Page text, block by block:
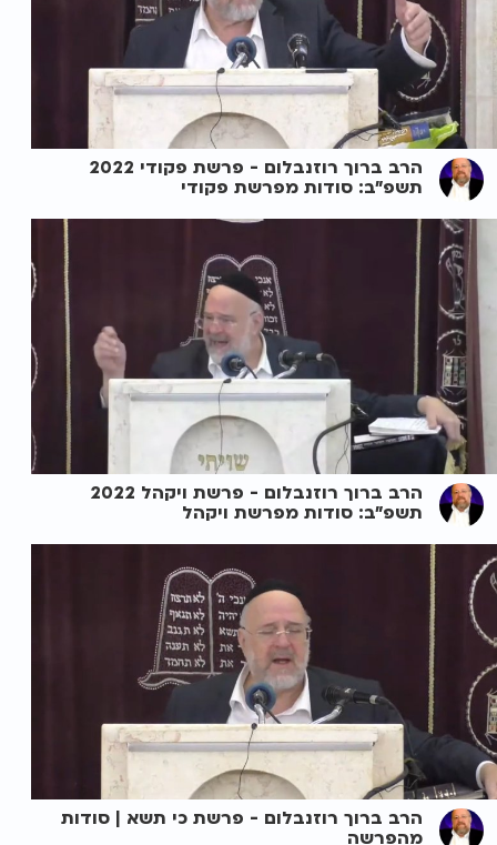
הרב ברוך רוזנבלום - פרשת פקודי 2022
תשפ"ב: סודות מפרשת פקודי
הרב ברוך רוזנבלום - פרשת ויקהל 2022
תשפ"ב: סודות מפרשת ויקהל
הרב ברוך רוזנבלום - פרשת כי תשא | סודות
מהפרשה